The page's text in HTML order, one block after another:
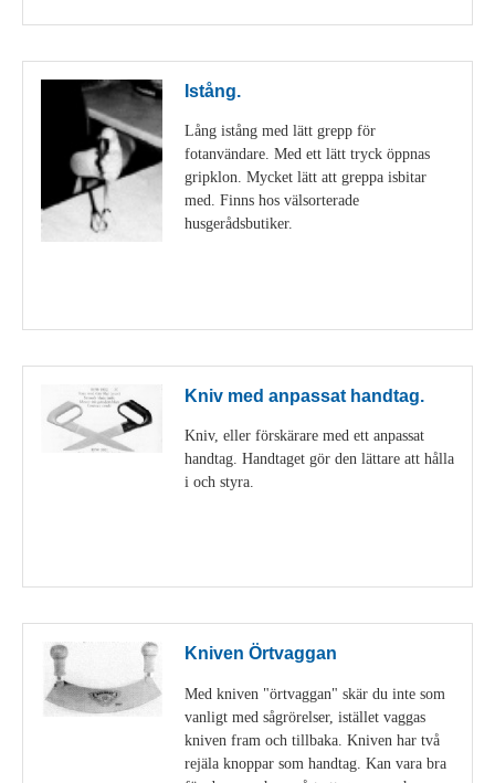
Istång.
Lång istång med lätt grepp för
fotanvändare. Med ett lätt tryck öppnas
gripklon. Mycket lätt att greppa isbitar
med. Finns hos välsorterade
husgerådsbutiker.
Kniv med anpassat handtag.
Kniv, eller förskärare med ett anpassat
handtag. Handtaget gör den lättare att hålla
i och styra.
Kniven Örtvaggan
Med kniven "örtvaggan" skär du inte som
vanligt med sågrörelser, istället vaggas
kniven fram och tillbaka. Kniven har två
rejäla knoppar som handtag. Kan vara bra